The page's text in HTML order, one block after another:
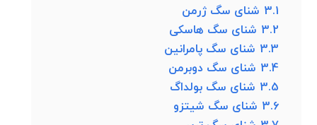
3.1 شنای سگ ژرمن
3.2 شنای سگ هاسکی
3.3 شنای سگ پامرانین
3.4 شنای سگ دوبرمن
3.5 شنای سگ بولداگ
3.6 شنای سگ شیتزو